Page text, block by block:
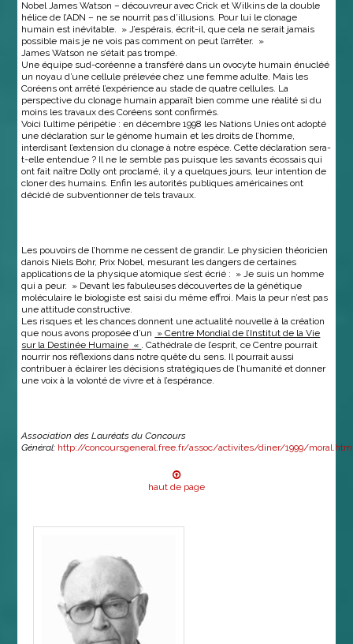
Nobel James Watson – découvreur avec Crick et Wilkins de la double
hélice de l’ADN – ne se nourrit pas d’illusions. Pour lui le clonage
humain est inévitable. » J’espérais, écrit-il, que cela ne serait jamais
possible mais je ne vois pas comment on peut l’arrêter. »
James Watson ne s’était pas trompé.
Une équipe sud-coréenne a transféré dans un ovocyte humain énucléé
un noyau d’une cellule prélevée chez une femme adulte. Mais les
Coréens ont arrêté l’expérience au stade de quatre cellules. La
perspective du clonage humain apparaît bien comme une réalité si du
moins les travaux des Coréens sont confirmés.
Voici l’ultime péripétie : en décembre 1998 les Nations Unies ont adopté
une déclaration sur le génome humain et les droits de l’homme,
interdisant l’extension du clonage à notre espèce. Cette déclaration sera-
t-elle entendue ? Il ne le semble pas puisque les savants écossais qui
ont fait naître Dolly ont proclamé, il y a quelques jours, leur intention de
cloner des humains. Enfin les autorités publiques américaines ont
décidé de subventionner de tels travaux.
Les pouvoirs de l’homme ne cessent de grandir. Le physicien théoricien
danois Niels Bohr, Prix Nobel, mesurant les dangers de certaines
applications de la physique atomique s’est écrié : » Je suis un homme
qui a peur. » Devant les fabuleuses découvertes de la génétique
moléculaire le biologiste est saisi du même effroi. Mais la peur n’est pas
une attitude constructive.
Les risques et les chances donnent une actualité nouvelle à la création
que nous avons proposée d’un » Centre Mondial de l’Institut de la Vie
sur la Destinée Humaine «
. Cathédrale de l’esprit, ce Centre pourrait
nourrir nos réflexions dans notre quête du sens. Il pourrait aussi
contribuer à éclairer les décisions stratégiques de l’humanité et donner
une voix à la volonté de vivre et à l’espérance.
Association des Lauréats du Concours
Général: http://concoursgeneral.free.fr/assoc/activites/diner/1999/
haut de page